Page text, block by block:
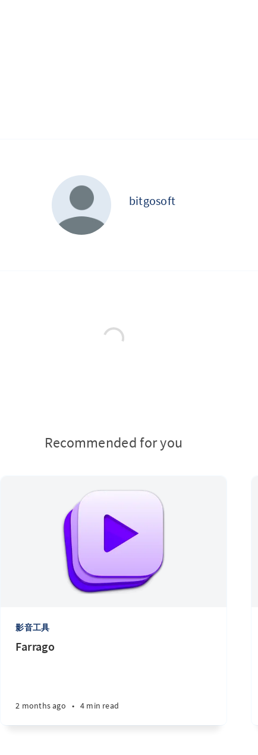
bitgosoft
Recommended for you
影音工具
Farrago
2 months ago • 4 min read